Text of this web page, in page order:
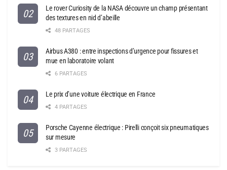
Le rover Curiosity de la NASA découvre un champ présentant
des textures en nid d’abeille
48 PARTAGES
Airbus A380 : entre inspections d’urgence pour fissures et
mue en laboratoire volant
6 PARTAGES
Le prix d’une voiture électrique en France
4 PARTAGES
Porsche Cayenne électrique : Pirelli conçoit six pneumatiques
sur mesure
3 PARTAGES